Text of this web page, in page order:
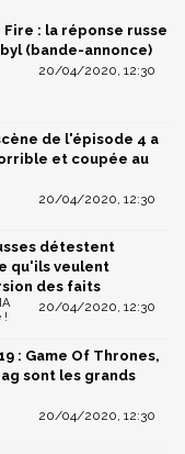
: la réponse russe
(bande-annonce)
20/04/2020, 12:30
de l'épisode 4 a
et coupée au
20/04/2020, 12:30
détestent
qu'ils veulent
des faits
20/04/2020, 12:30
!
: Game Of Thrones,
sont les grands
20/04/2020, 12:30